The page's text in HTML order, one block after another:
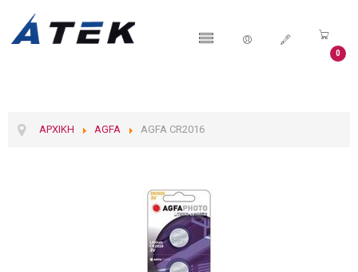
0
ΑΡΧΙΚΉ AGFA AGFA CR2016